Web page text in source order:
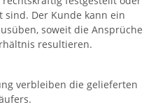
sind. Der Kunde kann ein
soweit die Ansprüche
resultieren.
verbleiben die gelieferten